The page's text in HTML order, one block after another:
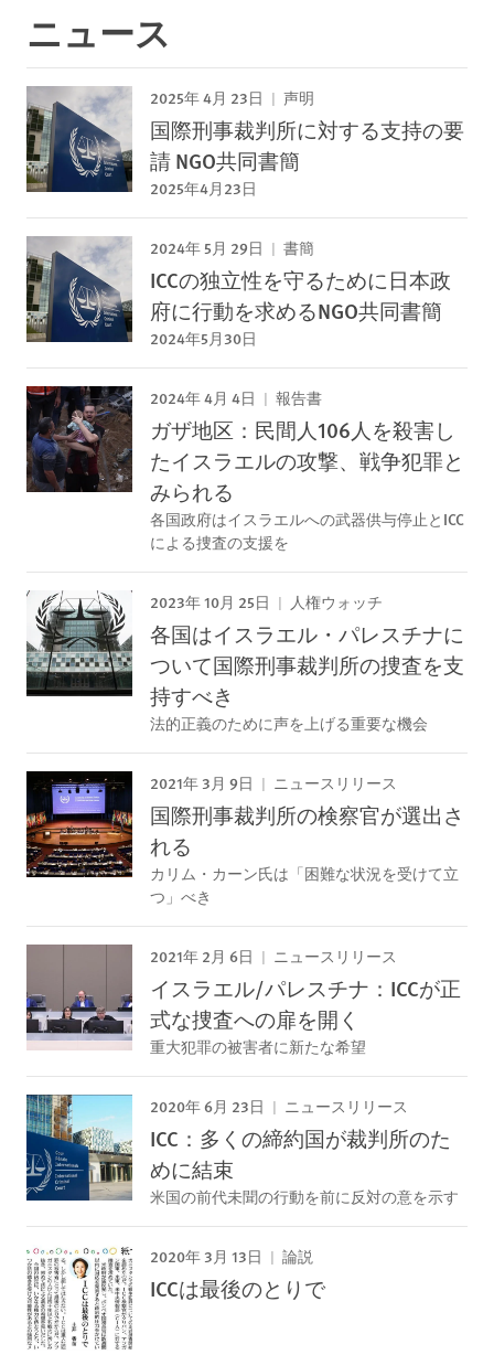
ニュース
2025年 4月 23日 声明
国際刑事裁判所に対する支持の要
請 NGO共同書簡
2025年4月23日
2024年 5月 29日 書簡
ICCの独立性を守るために日本政
府に行動を求めるNGO共同書簡
2024年5月30日
2024年 4月 4日 報告書
ガザ地区：民間人106人を殺害し
たイスラエルの攻撃、戦争犯罪と
みられる
各国政府はイスラエルへの武器供与停止とICC
による捜査の支援を
2023年 10月 25日 人権ウォッチ
各国はイスラエル・パレスチナに
ついて国際刑事裁判所の捜査を支
持すべき
法的正義のために声を上げる重要な機会
2021年 3月 9日 ニュースリリース
国際刑事裁判所の検察官が選出さ
れる
カリム・カーン氏は「困難な状況を受けて立
つ」べき
2021年 2月 6日 ニュースリリース
イスラエル/パレスチナ：ICCが正
式な捜査への扉を開く
重大犯罪の被害者に新たな希望
2020年 6月 23日 ニュースリリース
ICC：多くの締約国が裁判所のた
めに結束
米国の前代未聞の行動を前に反対の意を示す
2020年 3月 13日 論説
ICCは最後のとりで